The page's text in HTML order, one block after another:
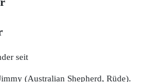
seit
(Australian Shepherd, Rüde).